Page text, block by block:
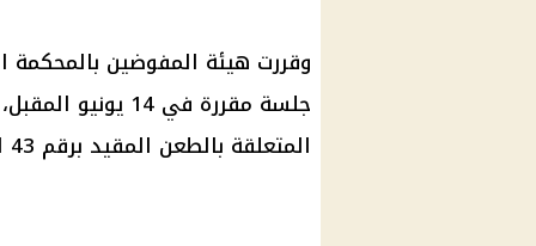
وقررت هيئة المفوضين بالمحكمة
جلسة مقررة في
المتعلقة بالطعن المقيد برقم 43 لسنة 47 دستورية.